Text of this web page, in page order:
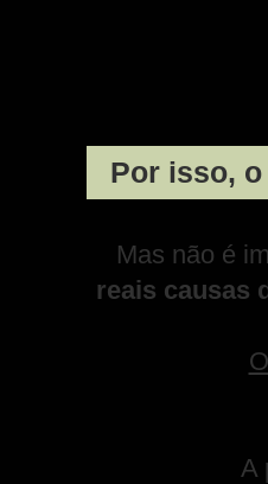
Por isso,
Mas não é
reais causas
A